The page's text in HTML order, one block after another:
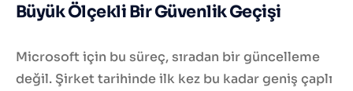
Büyük Ölçekli Bir Güvenlik Geçişi
Microsoft için bu süreç, sıradan bir güncelleme
değil. Şirket tarihinde ilk kez bu kadar geniş çaplı